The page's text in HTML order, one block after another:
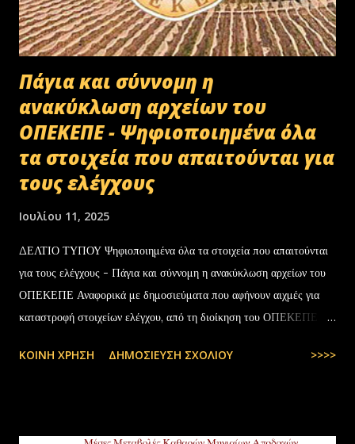
Πάγια και σύννομη η
ανακύκλωση αρχείων του
ΟΠΕΚΕΠΕ - Ψηφιοποιημένα όλα
τα στοιχεία που απαιτούνται για
τους ελέγχους
Ιουλίου 11, 2025
ΔΕΛΤΙΟ ΤΥΠΟΥ Ψηφιοποιημένα όλα τα στοιχεία που απαιτούνται
για τους ελέγχους - Πάγια και σύννομη η ανακύκλωση αρχείων του
ΟΠΕΚΕΠΕ Αναφορικά με δημοσιεύματα που αφήνουν αιχμές για
καταστροφή στοιχείων ελέγχου, από τη διοίκηση του ΟΠΕΚΕΠΕ
εστάλη προς ανακύκλωση στις 10-07-2025 στην Θεσσαλονίκη,
ΚΟΙΝΉ ΧΡΉΣΗ ΔΗΜΟΣΊΕΥΣΗ ΣΧΟΛΊΟΥ >>>>